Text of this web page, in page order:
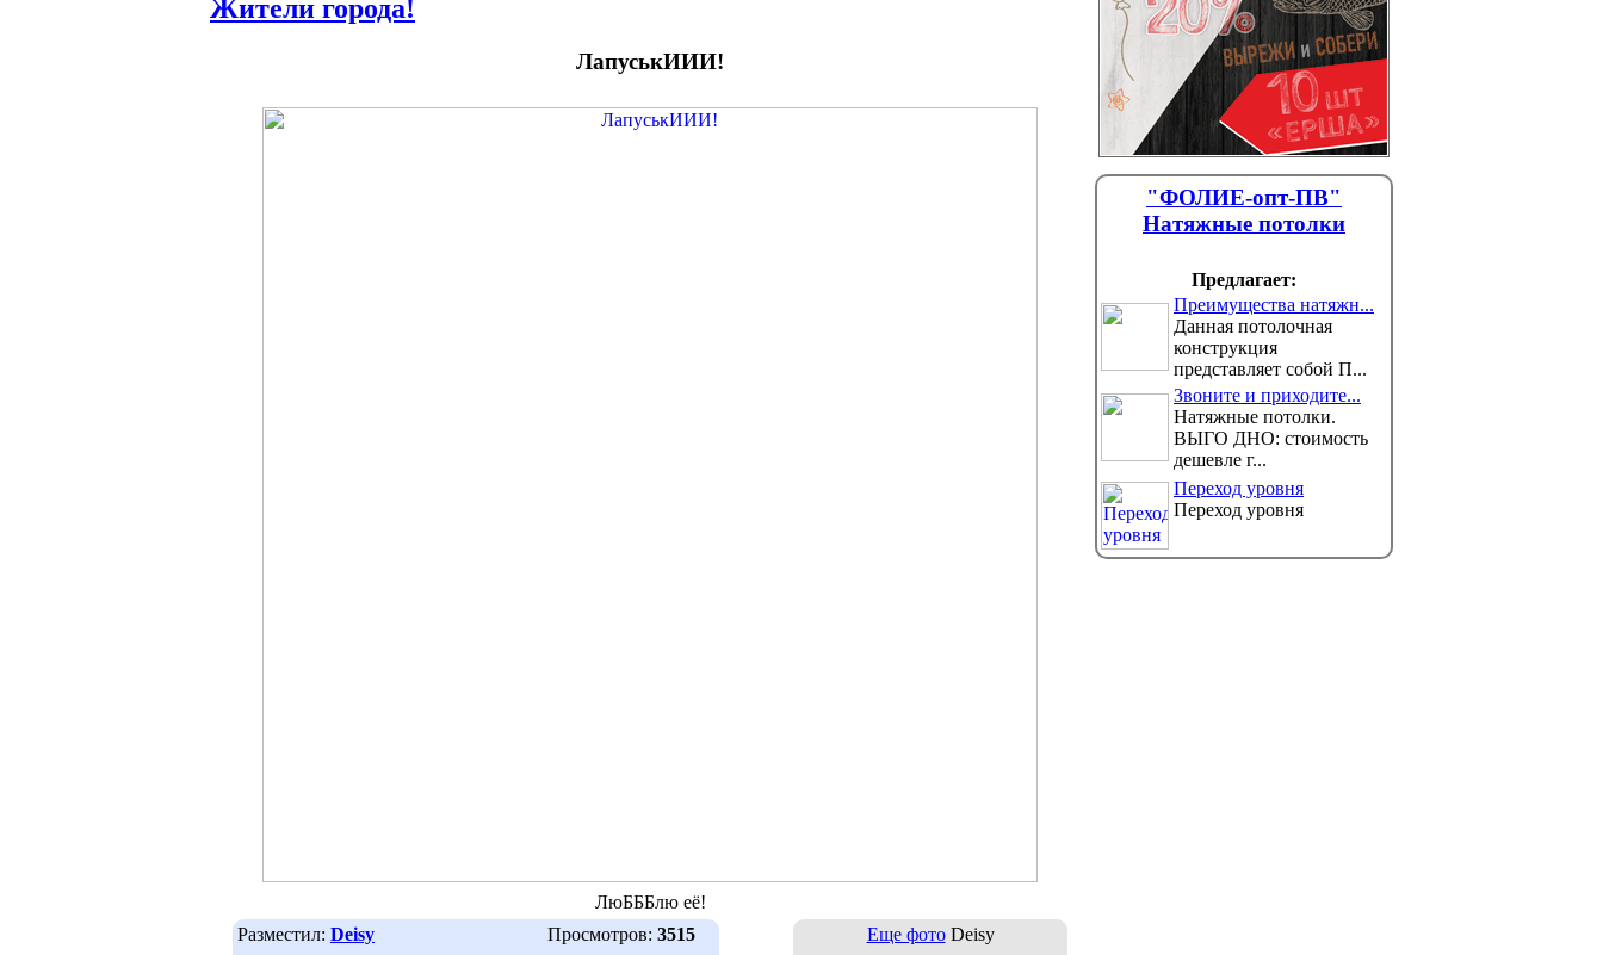
Жители города!
ЛапуськИИИ!
ЛюБББлю её!
Разместил: Deisy Просмотров: 3515
Еще фотоDeisy
"ФОЛИЕ-опт-ПВ"
Натяжные потолки
Предлагает:
Преимущества натяжн...
Данная потолочная
конструкция
представляет собой П...
Звоните и приходите...
Натяжные потолки.
ВЫГО ДНО: стоимость
дешевле г...
Переход уровня
Переход уровня